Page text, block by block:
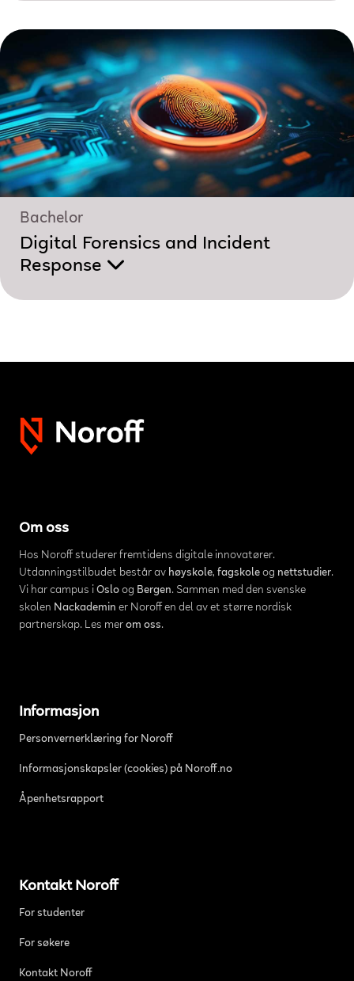
Bachelor
Digital Forensics and Incident
Response
Om oss
Hos Noroff studerer fremtidens digitale innovatører.
Utdanningstilbudet består av høyskole, fagskoleog nettstudier.
Vi har campus i Osloog Bergen. Sammen med den svenske
skolen Nackademin er Noroff en del av et større nordisk
partnerskap. Les mer om oss.
Informasjon
Personvernerklæring for Noroff
Informasjonskapsler (cookies) på Noroff.no
Åpenhetsrapport
Kontakt Noroff
For studenter
For søkere
Kontakt Noroff